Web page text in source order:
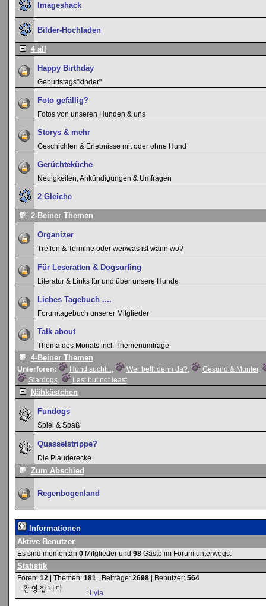
Imageshack
Bilder-Hochladen
4 all
Happy Birthday
Geburtstags"kinder"
Foto gefällig?
Fotos von unseren Hunden & uns
Storys & mehr
Geschichten & Erlebnisse mit oder ohne Hund
Gerüchteküche
Neuigkeiten, Ankündigungen & Umfragen
2 Gleiche
2-Beiner Themen
Organizer
Treffen & Termine oder wer/was ist wann wo?
Für Leseratten & Dogsurfing
Literatur & Links für und über unsere Hunde
Liebes Tagebuch ....
Forumtagebuch unserer Mitglieder
Talk about
Thema des Monats incl. Themenumfrage
4-Beiner Themen
Unterforen: Hund sucht... Wer bellt denn da? Gesund & Munter,
Stardogs, Last but not least
Nähkästchen
Fundogs
Spiel & Spaß
Quasselstrippe?
Die Plauderecke
Zum Abschied
Regenbogenland
Informationen
Aktive Benutzer
Es sind momentan 0Mitglieder und 98Gäste im Forum unterwegs:
Statistik
Foren: 12 | Themen: 181 | Beiträge: 2698| Benutzer: 564
: Lyla